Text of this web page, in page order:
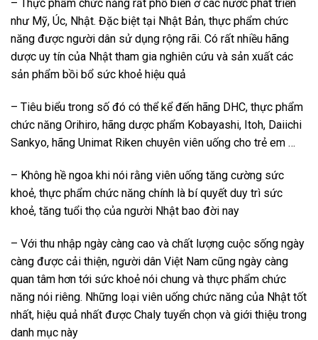
– Thực phẩm chức năng rất phổ biến ở các nước phát triển
như Mỹ, Úc, Nhật. Đặc biệt tại Nhật Bản, thực phẩm chức
năng được người dân sử dụng rộng rãi. Có rất nhiều hãng
dược uy tín của Nhật tham gia nghiên cứu và sản xuất các
sản phẩm bồi bổ sức khoẻ hiệu quả
– Tiêu biểu trong số đó có thể kể đến hãng DHC, thực phẩm
chức năng Orihiro, hãng dược phẩm Kobayashi, Itoh, Daiichi
Sankyo, hãng Unimat Riken chuyên viên uống cho trẻ em …
– Không hề ngoa khi nói rằng viên uống tăng cường sức
khoẻ, thực phẩm chức năng chính là bí quyết duy trì sức
khoẻ, tăng tuổi thọ của người Nhật bao đời nay
– Với thu nhập ngày càng cao và chất lượng cuộc sống ngày
càng được cải thiện, người dân Việt Nam cũng ngày càng
quan tâm hơn tới sức khoẻ nói chung và thực phẩm chức
năng nói riêng. Những loại viên uống chức năng của Nhật tốt
nhất, hiệu quả nhất được Chaly tuyển chọn và giới thiệu trong
danh mục này